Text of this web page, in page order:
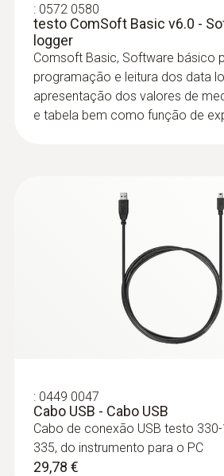
: 0572 0580
testo ComSoft Basic v6.0 -
logger
Comsoft Basic, Software básico
programação e leitura dos data
apresentação dos valores de
e tabela bem como função de
: 0449 0047
Cabo USB - Cabo USB
Cabo de conexão USB testo
335, do instrumento para o PC
29,78 €